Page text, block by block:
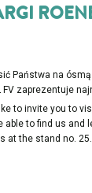
Państwa na
FV zaprezentuje
to invite you to
able to find us
at the stand no. 25.